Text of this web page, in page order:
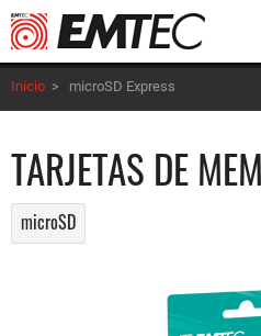
Pasar
al
contenido
principal
Inicio > microSD Express
TARJETAS DE
microSD